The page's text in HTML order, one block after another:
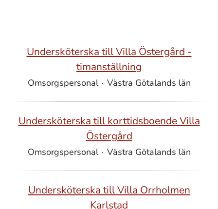
Undersköterska till Villa Östergård -
timanställning
Omsorgspersonal · Västra Götalands län
Undersköterska till korttidsboende Villa
Östergård
Omsorgspersonal · Västra Götalands län
Undersköterska till Villa Orrholmen
Karlstad